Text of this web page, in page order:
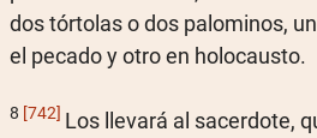
dos tórtolas o dos palominos,
el pecado y otro en holocausto.
8 [742] Los llevará al sacerdote,